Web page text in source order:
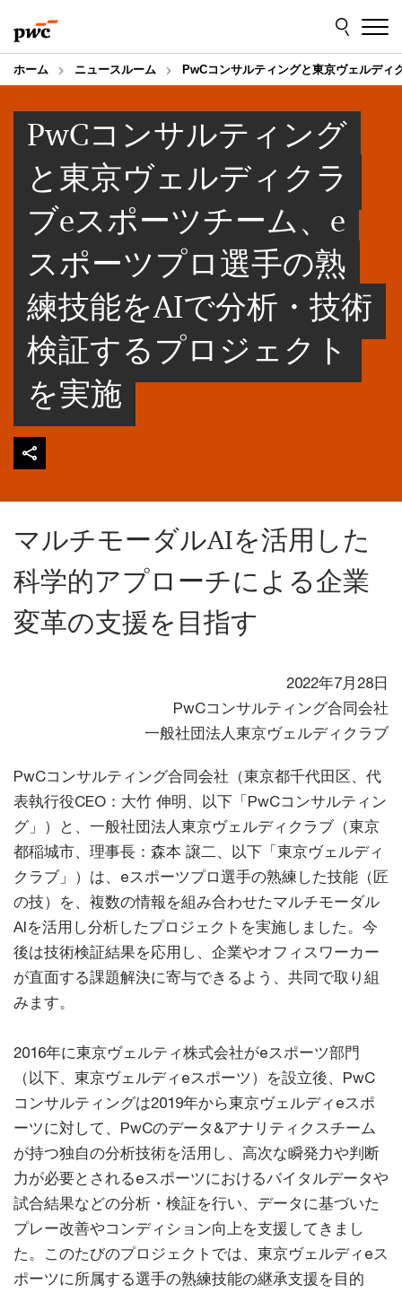
to
content
to
footer
ホーム ニュースルーム PwCコンサルティングと東京ヴェルディ
PwCコンサルティング
と東京ヴェルディクラ
ブeスポーツチーム、e
スポーツプロ選手の熟
練技能をAIで分析・技術
検証するプロジェクト
を実施
マルチモーダルAIを活用した
科学的アプローチによる企業
変革の支援を目指す
2022年7月28日
PwCコンサルティング合同会社
一般社団法人東京ヴェルディクラブ
PwCコンサルティング合同会社（東京都千代田区、代
表執行役CEO：大竹 伸明、以下「PwCコンサルティン
グ」）と、一般社団法人東京ヴェルディクラブ（東京
都稲城市、理事長：森本 譲二、以下「東京ヴェルディ
クラブ」）は、eスポーツプロ選手の熟練した技能（匠
の技）を、複数の情報を組み合わせたマルチモーダル
AIを活用し分析したプロジェクトを実施しました。今
後は技術検証結果を応用し、企業やオフィスワーカー
が直面する課題解決に寄与できるよう、共同で取り組
みます。
2016年に東京ヴェルティ株式会社がeスポーツ部門
（以下、東京ヴェルディeスポーツ）を設立後、PwC
コンサルティングは2019年から東京ヴェルディeスポ
ーツに対して、PwCのデータ&アナリティクスチーム
が持つ独自の分析技術を活用し、高次な瞬発力や判断
力が必要とされるeスポーツにおけるバイタルデータや
試合結果などの分析・検証を行い、データに基づいた
プレー改善やコンディション向上を支援してきまし
た。このたびのプロジェクトでは、東京ヴェルディeス
ポーツに所属する選手の熟練技能の継承支援を目的